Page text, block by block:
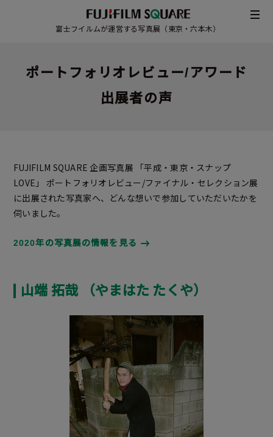
富士フイルムが運営する写真展（東京・六本木）
ポートフォリオレビュー/アワード
出展者の声
FUJIFILM SQUARE 企画写真展 「平成・東京・スナップ
LOVE」 ポートフォリオレビュー/ファイナル・セレクション展
に出展された写真家へ、どんな想いで参加していただいたかを
伺いました。
2020年の写真展の情報を見る
山端 拓哉 （やまはた たくや）